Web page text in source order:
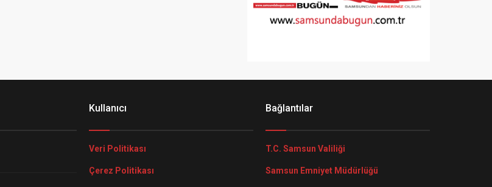
Kullanıcı
Veri Politikası
Çerez Politikası
Bağlantılar
T.C. Samsun Valiliği
Samsun Emniyet Müdürlüğü